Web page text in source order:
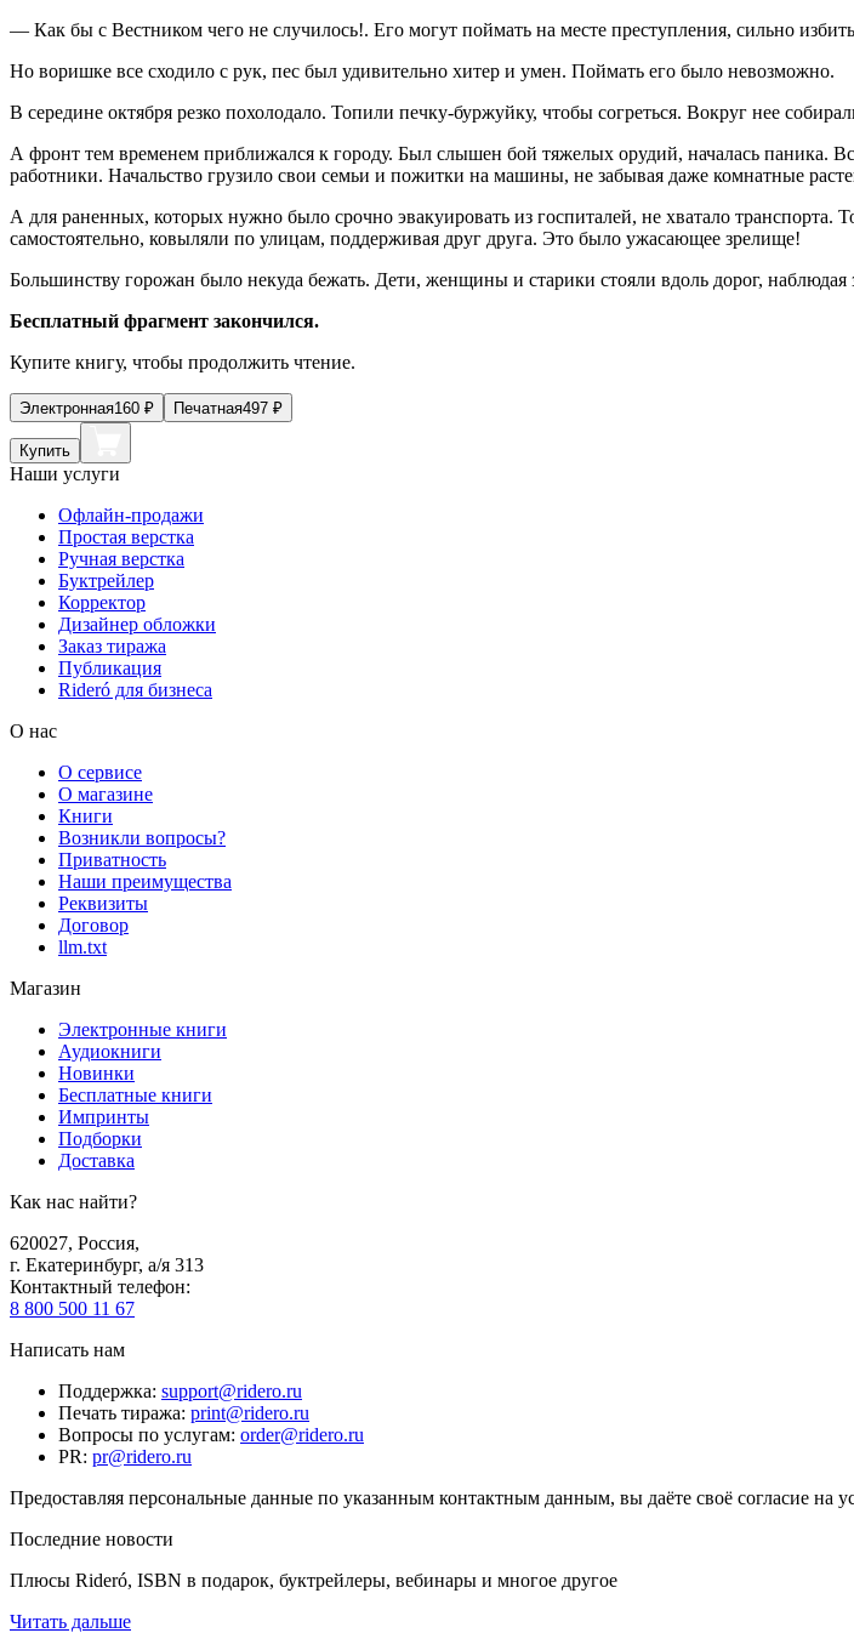
— Как бы с Вестником чего не случилось!. Его могут поймать на месте преступления, сильно
Но воришке все сходило с рук, пес был удивительно хитер и умен. Поймать его было невозможно.
В середине октября резко похолодало. Топили печку-буржуйку, чтобы согреться. Вокруг нее
А фронт тем временем приближался к городу. Был слышен бой тяжелых орудий, началась паника.
работники. Начальство грузило свои семьи и пожитки на машины, не забывая даже комнатные
А для раненных, которых нужно было срочно эвакуировать из госпиталей, не хватало
самостоятельно, ковыляли по улицам, поддерживая друг друга. Это было ужасающее зрелище!
Большинству горожан было некуда бежать. Дети, женщины и старики стояли вдоль дорог, наблюдая
Бесплатный фрагмент закончился.
Купите книгу, чтобы продолжить чтение.
Электронная160 ₽ Печатная497 ₽
Купить
Наши услуги
Офлайн-продажи
Простая верстка
Ручная верстка
Буктрейлер
Корректор
Дизайнер обложки
Заказ тиража
Публикация
Rideró для бизнеса
О нас
О сервисе
О магазине
Книги
Возникли вопросы?
Приватность
Наши преимущества
Реквизиты
Договор
llm.txt
Магазин
Электронные книги
Аудиокниги
Новинки
Бесплатные книги
Импринты
Подборки
Доставка
Как нас найти?
620027, Россия,
г. Екатеринбург, а/я 313
Контактный телефон:
8 800 500 11 67
Написать нам
Поддержка: support@ridero.ru
Печать тиража: print@ridero.ru
Вопросы по услугам: order@ridero.ru
PR: pr@ridero.ru
Предоставляя персональные данные по указанным контактным данным, вы даёте своё согласие на
Последние новости
Плюсы Rideró, ISBN в подарок, буктрейлеры, вебинары и многое другое
Читать дальше